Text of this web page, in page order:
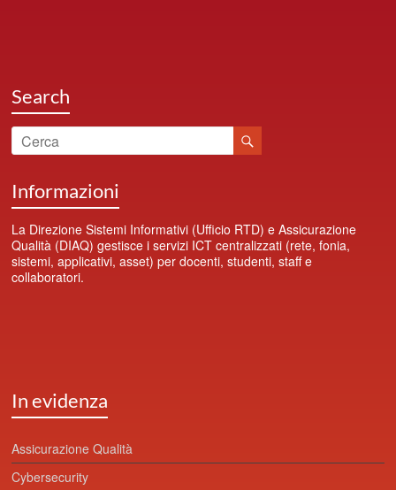
Search
Informazioni
La Direzione Sistemi Informativi (Ufficio RTD) e Assicurazione
Qualità (DIAQ) gestisce i servizi ICT centralizzati (rete, fonia,
sistemi, applicativi, asset) per docenti, studenti, staff e
collaboratori.
In evidenza
Assicurazione Qualità
Cybersecurity